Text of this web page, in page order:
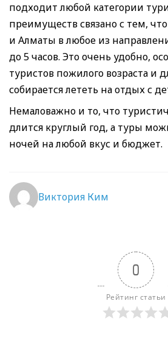
подходит любой категории
преимуществ связано с тем,
и Алматы в любое из
до 5 часов. Это очень удобно,
туристов пожилого возраста и
собирается лететь на отдых с
Немаловажно и то, что
длится круглый год, а туры
ночей на любой вкус и бюджет.
Виктория Ким
0
Рейтинг статьи